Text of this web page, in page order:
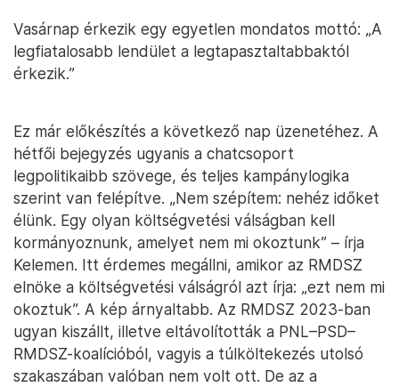
Vasárnap érkezik egy egyetlen mondatos mottó: „A
legfiatalosabb lendület a legtapasztaltabbaktól
érkezik.”
Ez már előkészítés a következő nap üzenetéhez. A
hétfői bejegyzés ugyanis a chatcsoport
legpolitikaibb szövege, és teljes kampánylogika
szerint van felépítve. „Nem szépítem: nehéz időket
élünk. Egy olyan költségvetési válságban kell
kormányoznunk, amelyet nem mi okoztunk” – írja
Kelemen. Itt érdemes megállni, amikor az RMDSZ
elnöke a költségvetési válságról azt írja: „ezt nem mi
okoztuk”. A kép árnyaltabb. Az RMDSZ 2023-ban
ugyan kiszállt, illetve eltávolították a PNL–PSD–
RMDSZ-koalícióból, vagyis a túlköltekezés utolsó
szakaszában valóban nem volt ott. De az a